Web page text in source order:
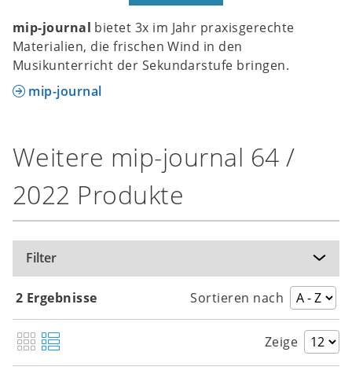
Interpretieren
Praxis
kennenlernen
Szenische Interpretation – Don Giovanni
spielen
Endlich wieder da – Song zum
Klassenmusizieren
K-Pop – Populäre Musik im Fokus 12
Mach dein Ding – Funkiges Sing- und
Tico-Tico no Fubá – Flexibler Spiel-mit-
mip-journal bietet 3x im Jahr praxisgerechte
Materialien, die frischen Wind in den
Musikunterricht der Sekundarstufe bringen.
mip-journal
Weitere mip-journal 64 /
2022 Produkte
Filter
2 Ergebnisse Sortieren nach
Zeige